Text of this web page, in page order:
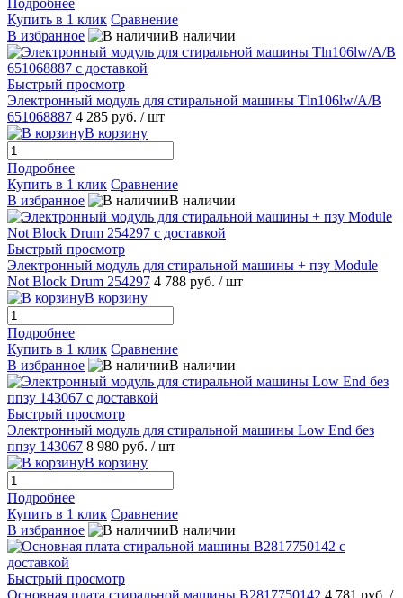
Купить в 1 клик Сравнение
В избранное
В наличии
Быстрый просмотр
Электронный модуль для стиральной машины Tln106lw/A/B
651068887 4 285 руб. / шт
В корзину
Подробнее
Купить в 1 клик Сравнение
В избранное
В наличии
Быстрый просмотр
Электронный модуль для стиральной машины + пзу Module
Not Block Drum 254297 4 788 руб. / шт
В корзину
Подробнее
Купить в 1 клик Сравнение
В избранное
В наличии
Быстрый просмотр
Электронный модуль для стиральной машины Low End без
ппзу 143067 8 980 руб. / шт
В корзину
Подробнее
Купить в 1 клик Сравнение
В избранное
В наличии
Быстрый просмотр
Основная плата стиральной машины B2817750142 4 781 руб. /